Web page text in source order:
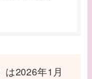
は2026年1月